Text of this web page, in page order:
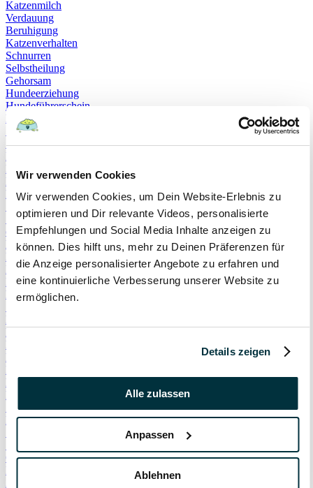
Wir verwenden Cookies
Wir verwenden Cookies, um Dein Website-Erlebnis zu
optimieren und Dir relevante Videos, personalisierte
Empfehlungen und Social Media Inhalte anzeigen zu
können. Dies hilft uns, mehr zu Deinen Präferenzen für
die Anzeige personalisierter Angebote zu erfahren und
eine kontinuierliche Verbesserung unserer Website zu
ermöglichen.
Details zeigen
Alle zulassen
Anpassen
Ablehnen
Katzenmilch
Verdauung
Beruhigung
Katzenverhalten
Schnurren
Selbstheilung
Gehorsam
Hundeerziehung
Hundeführerschein
Prüfung
Sachkundenachweis
Sozialverträglichkeit
Bloodhound
Hundesport
Mantrailing
Rettungshund
Schweißhund
exzessives Lecken
Niesen
Hepatitis
Impfen
Leptospirose
Parvovirose
Hauskatze
Kater
Katzenspielzeug
Kälte
Leckerlies
Leinenführigkeit
Leinenpflicht
Schmerzen
Hundebett
Corona